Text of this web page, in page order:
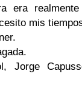
era
mis
Jorge